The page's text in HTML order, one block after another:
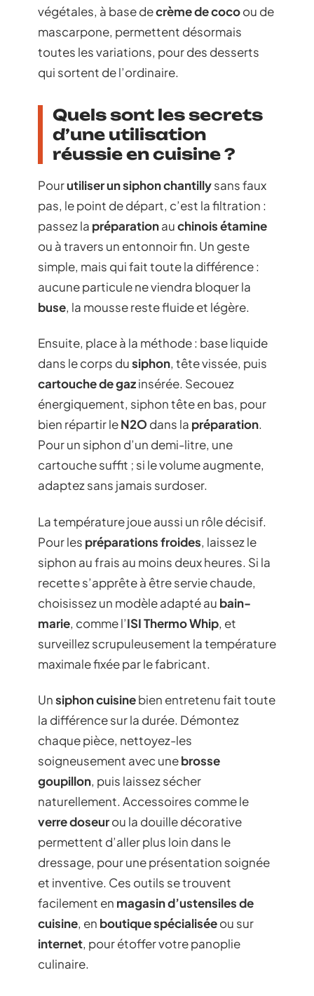
végétales, à base decrème de cocoou de
mascarpone, permettent désormais
toutes les variations, pour des desserts
qui sortent de l’ordinaire.
Quels sont les secrets
d’une utilisation
réussie en cuisine ?
Pourutiliser un siphon chantillysans faux
pas, le point de départ, c’est la filtration :
passez la préparationauchinois étamine
ou à travers un entonnoir fin. Un geste
simple, mais qui fait toute la différence :
aucune particule ne viendra bloquer la
buse, la mousse reste fluide et légère.
Ensuite, place à la méthode : base liquide
dans le corps dusiphon, tête vissée, puis
cartouche de gazinsérée. Secouez
énergiquement, siphon tête en bas, pour
bien répartir leN2O dans la préparation.
Pour un siphon d’un demi-litre, une
cartouche suffit ; si le volume augmente,
adaptez sans jamais surdoser.
La température joue aussi un rôle décisif.
Pour les préparations froides, laissez le
siphon au frais au moins deux heures. Si la
recette s’apprête à être servie chaude,
choisissez un modèle adapté au bain-
marie, comme l’ISI Thermo Whip, et
surveillez scrupuleusement la température
maximale fixée par le fabricant.
Unsiphon cuisinebien entretenu fait toute
la différence sur la durée. Démontez
chaque pièce, nettoyez-les
soigneusement avec unebrosse
goupillon, puis laissez sécher
naturellement. Accessoires comme le
verre doseurou la douille décorative
permettent d’aller plus loin dans le
dressage, pour une présentation soignée
et inventive. Ces outils se trouvent
facilement en magasin d’ustensiles de
cuisine, en boutique spécialiséeou sur
internet, pour étoffer votre panoplie
culinaire.